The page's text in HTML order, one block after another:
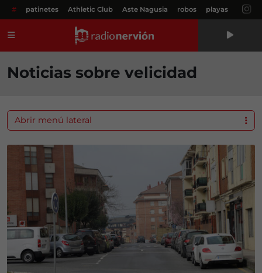
# patinetes Athletic Club Aste Nagusia robos playas
Noticias sobre velicidad
Abrir menú lateral